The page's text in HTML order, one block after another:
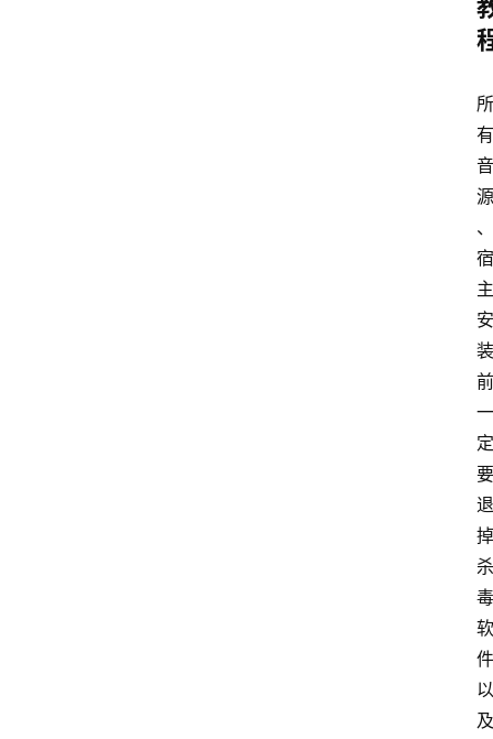
所
有
音
源
、
宿
主
安
装
前
一
定
要
退
掉
杀
毒
软
件
以
及